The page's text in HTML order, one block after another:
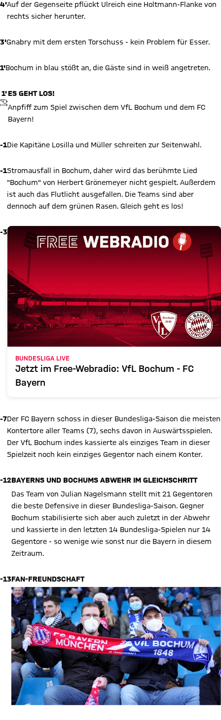
4'Auf der Gegenseite pflückt Ulreich eine Holtmann-Flanke von
rechts sicher herunter.
3'Gnabry mit dem ersten Torschuss - kein Problem für Esser.
1'Bochum in blau stößt an, die Gäste sind in weiß angetreten.
1'
ANPFIFF
ES GEHT LOS!
Anpfiff zum Spiel zwischen dem VfL Bochum und dem FC
Bayern!
-1Die Kapitäne Losilla und Müller schreiten zur Seitenwahl.
-1Stromausfall in Bochum, daher wird das berühmte Lied
"Bochum" von Herbert Grönemeyer nicht gespielt. Außerdem
ist auch das Flutlicht ausgefallen. Die Teams sind aber
dennoch auf dem grünen Rasen. Gleich geht es los!
-3
BUNDESLIGA LIVE
Jetzt im Free-Webradio: VfL Bochum - FC
Bayern
-7Der FC Bayern schoss in dieser Bundesliga-Saison die meisten
Kontertore aller Teams (7), sechs davon in Auswärtsspielen.
Der VfL Bochum indes kassierte als einziges Team in dieser
Spielzeit noch kein einziges Gegentor nach einem Konter.
-12BAYERNS UND BOCHUMS ABWEHR IM GLEICHSCHRITT
Das Team von Julian Nagelsmann stellt mit 21 Gegentoren
die beste Defensive in dieser Bundesliga-Saison. Gegner
Bochum stabilisierte sich aber auch zuletzt in der Abwehr
und kassierte in den letzten 14 Bundesliga-Spielen nur 14
Gegentore - so wenige wie sonst nur die Bayern in diesem
Zeitraum.
-13FAN-FREUNDSCHAFT